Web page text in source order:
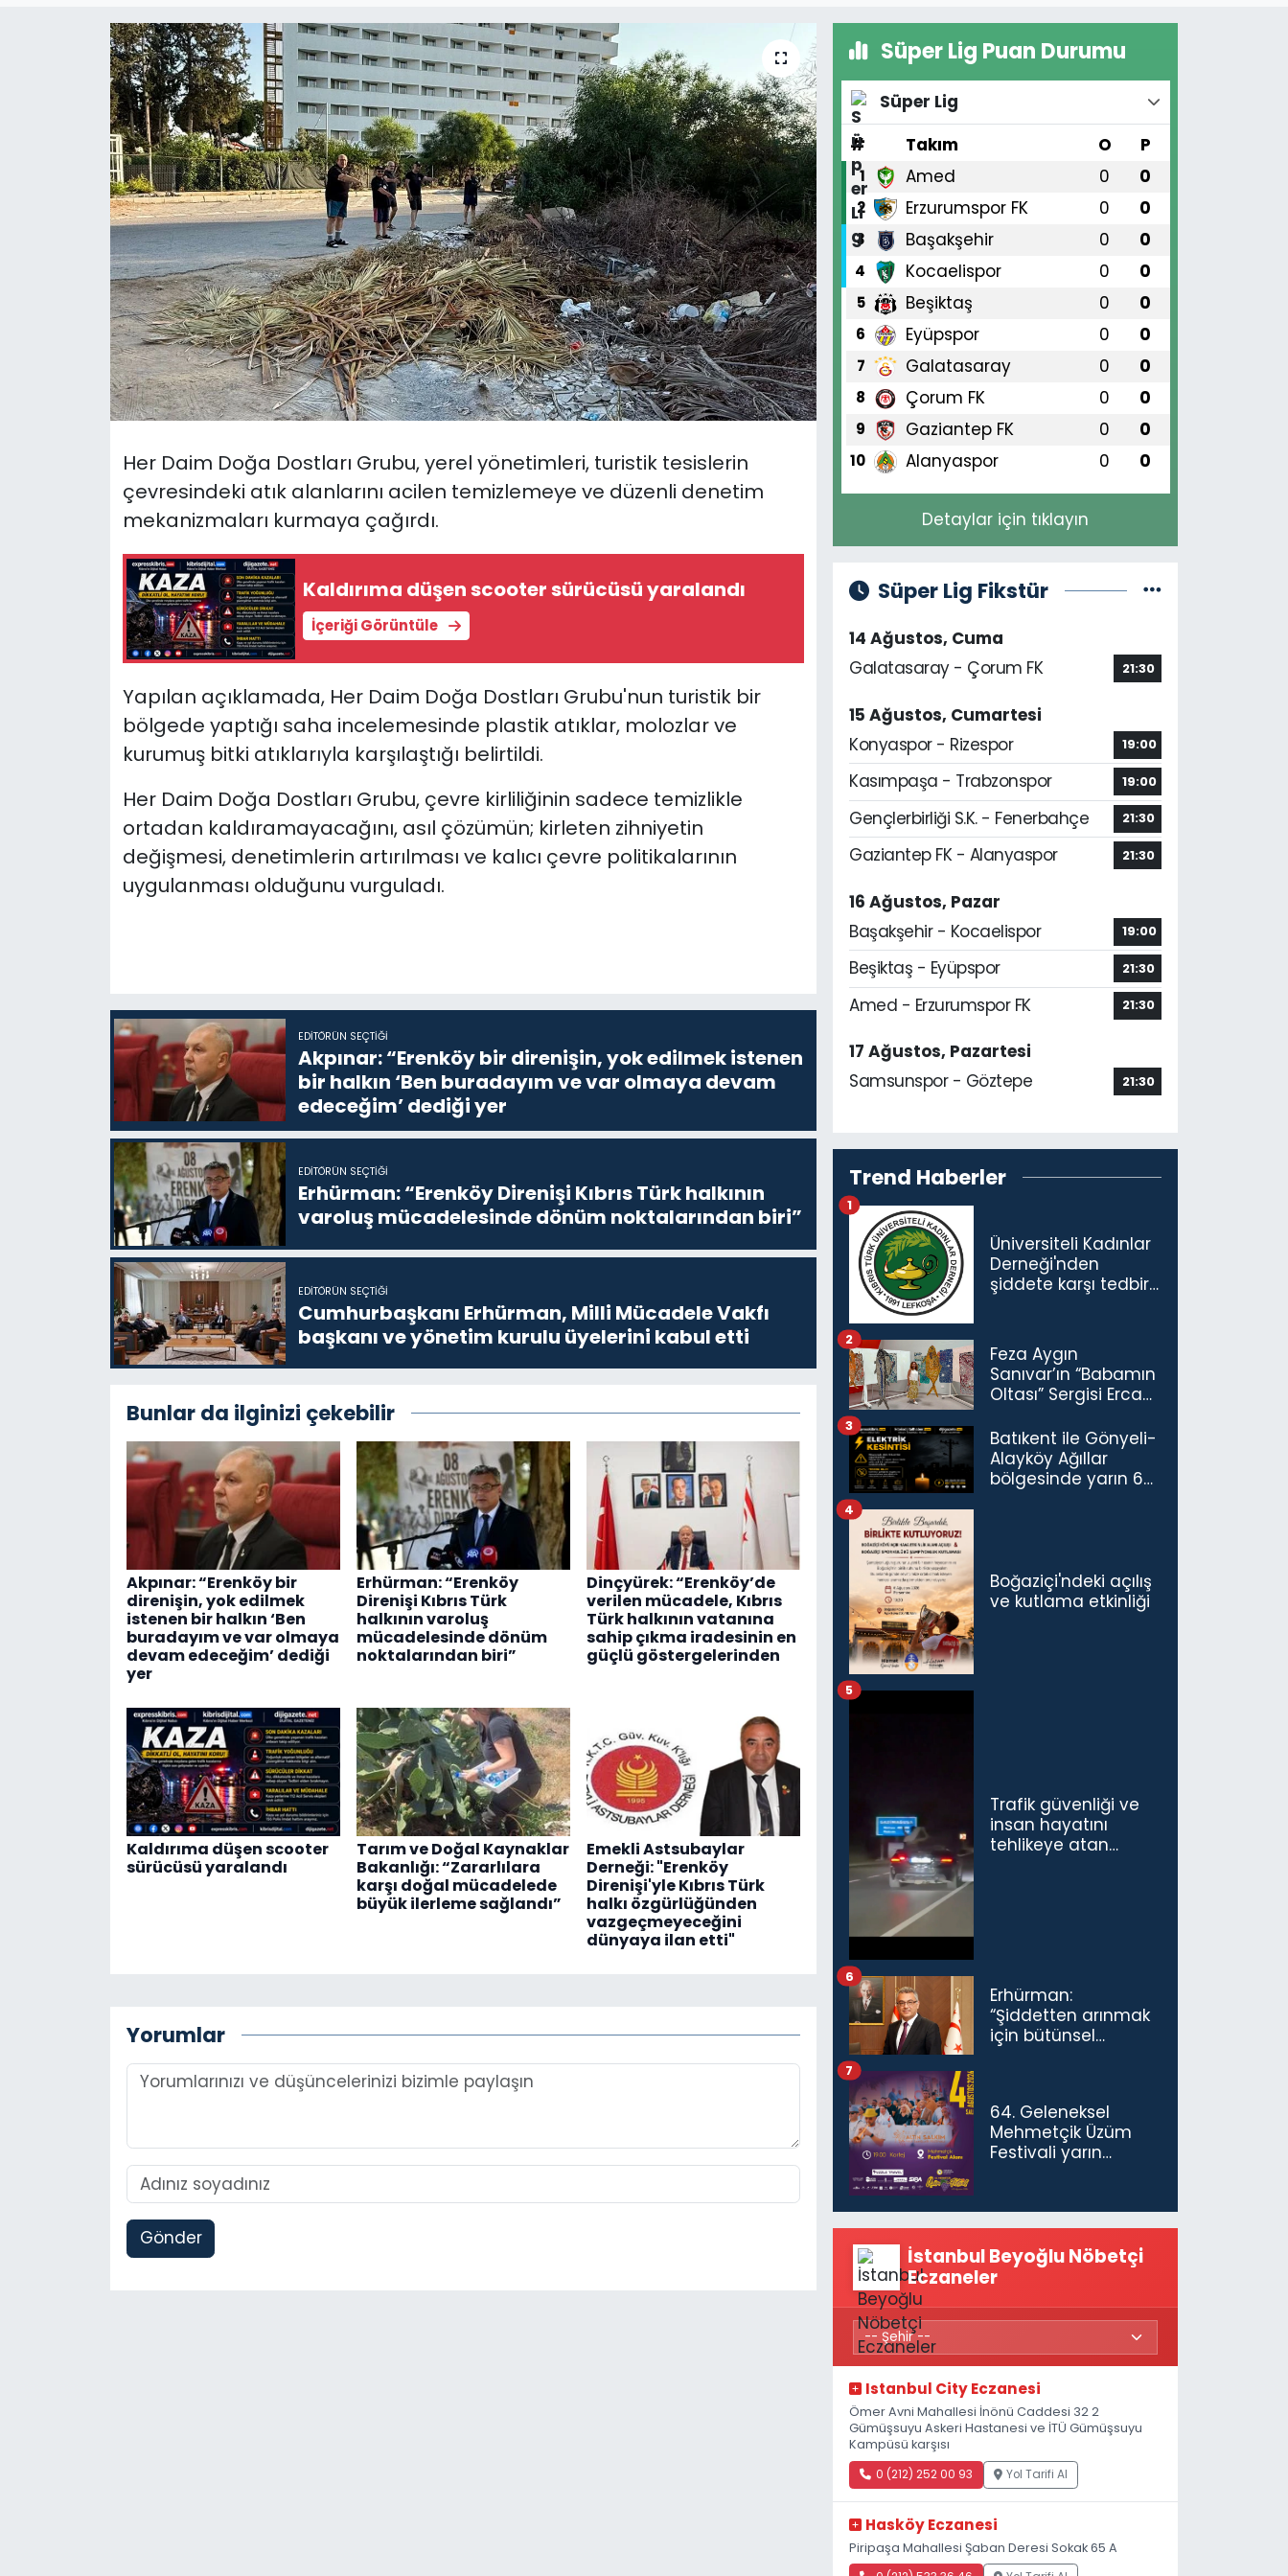
Her Daim Doğa Dostları Grubu, yerel yönetimleri, turistik tesislerin
çevresindeki atık alanlarını acilen temizlemeye ve düzenli denetim
mekanizmaları kurmaya çağırdı.
Kaldırıma düşen scooter sürücüsü yaralandı
İçeriği Görüntüle
Yapılan açıklamada, Her Daim Doğa Dostları Grubu'nun turistik bir
bölgede yaptığı saha incelemesinde plastik atıklar, molozlar ve
kurumuş bitki atıklarıyla karşılaştığı belirtildi.
Her Daim Doğa Dostları Grubu, çevre kirliliğinin sadece temizlikle
ortadan kaldıramayacağını, asıl çözümün; kirleten zihniyetin
değişmesi, denetimlerin artırılması ve kalıcı çevre politikalarının
uygulanması olduğunu vurguladı.
EDITÖRÜN SEÇTIĞI
Akpınar: “Erenköy bir direnişin, yok edilmek istenen
bir halkın ‘Ben buradayım ve var olmaya devam
edeceğim’ dediği yer
EDITÖRÜN SEÇTIĞI
Erhürman: “Erenköy Direnişi Kıbrıs Türk halkının
varoluş mücadelesinde dönüm noktalarından biri”
EDITÖRÜN SEÇTIĞI
Cumhurbaşkanı Erhürman, Milli Mücadele Vakfı
başkanı ve yönetim kurulu üyelerini kabul etti
Bunlar da ilginizi çekebilir
Akpınar: “Erenköy bir
direnişin, yok edilmek
istenen bir halkın ‘Ben
buradayım ve var olmaya
devam edeceğim’ dediği
yer
Erhürman: “Erenköy
Direnişi Kıbrıs Türk
halkının varoluş
mücadelesinde dönüm
noktalarından biri”
Dinçyürek: “Erenköy’de
verilen mücadele, Kıbrıs
Türk halkının vatanına
sahip çıkma iradesinin en
güçlü göstergelerinden
Kaldırıma düşen scooter
sürücüsü yaralandı
Tarım ve Doğal Kaynaklar
Bakanlığı: “Zararlılara
karşı doğal mücadelede
büyük ilerleme sağlandı”
Emekli Astsubaylar
Derneği: "Erenköy
Direnişi'yle Kıbrıs Türk
halkı özgürlüğünden
vazgeçmeyeceğini
dünyaya ilan etti"
Yorumlar
Gönder
Süper Lig Puan Durumu
Süper Lig
#
Takım O P
1 Amed 0 0
2 Erzurumspor FK 0 0
3 Başakşehir 0 0
4 Kocaelispor 0 0
5 Beşiktaş 0 0
6 Eyüpspor 0 0
7 Galatasaray 0 0
8 Çorum FK 0 0
9 Gaziantep FK 0 0
10 Alanyaspor 0 0
Detaylar için tıklayın
Süper Lig Fikstür
14 Ağustos, Cuma
Galatasaray - Çorum FK
21:30
15 Ağustos, Cumartesi
Konyaspor - Rizespor
19:00
Kasımpaşa - Trabzonspor 19:00
Gençlerbirliği S.K. - Fenerbahçe 21:30
Gaziantep FK - Alanyaspor 21:30
16 Ağustos, Pazar
Başakşehir - Kocaelispor
19:00
Beşiktaş - Eyüpspor 21:30
Amed - Erzurumspor FK 21:30
17 Ağustos, Pazartesi
Samsunspor - Göztepe
21:30
Trend Haberler
Üniversiteli Kadınlar
Derneği'nden
şiddete karşı tedbir
1
Feza Aygın
Sanıvar’ın “Babamın
Oltası” Sergisi Ercan
Açıldı
2
Batıkent ile Gönyeli-
Alayköy Ağıllar
bölgesinde yarın 6
3
Boğaziçi'ndeki açılış
ve kutlama etkinliği
4
Trafik güvenliği ve
insan hayatını
tehlikeye atan
5
Erhürman:
“Şiddetten arınmak
için bütünsel
6
64. Geleneksel
Mehmetçik Üzüm
Festivali yarın
7
İstanbul Beyoğlu Nöbetçi
Eczaneler
Istanbul City Eczanesi
Ömer Avni Mahallesi İnönü Caddesi 32 2
Gümüşsuyu Askeri Hastanesi ve İTÜ Gümüşsuyu
Kampüsü karşısı
0 (212) 252 00 93 Yol Tarifi Al
Hasköy Eczanesi
Piripaşa Mahallesi Şaban Deresi Sokak 65 A
Gündem
KKTC YEREL SEÇİM 2018
Kültür Sanat
Magazin
Nöbetçi Eczaneler
Otomobil Dünyası
Politika
Video Galeri
Yazarlar